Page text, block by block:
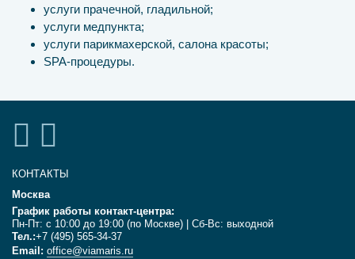
услуги прачечной, гладильной;
услуги медпункта;
услуги парикмахерской, салона красоты;
SPA-процедуры.
КОНТАКТЫ
Москва
График работы контакт-центра:
Пн-Пт: с 10:00 до 19:00 (по Москве) | Сб-Вс: выходной
Тел.:+7 (495) 565-34-37
Email: office@viamaris.ru